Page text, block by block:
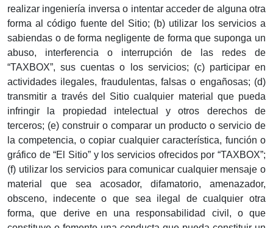
realizar ingeniería inversa o intentar acceder de alguna otra
forma al código fuente del Sitio; (b) utilizar los servicios a
sabiendas o de forma negligente de forma que suponga un
abuso, interferencia o interrupción de las redes de
“TAXBOX”, sus cuentas o los servicios; (c) participar en
actividades ilegales, fraudulentas, falsas o engañosas; (d)
transmitir a través del Sitio cualquier material que pueda
infringir la propiedad intelectual y otros derechos de
terceros; (e) construir o comparar un producto o servicio de
la competencia, o copiar cualquier característica, función o
gráfico de “El Sitio” y los servicios ofrecidos por “TAXBOX”;
(f) utilizar los servicios para comunicar cualquier mensaje o
material que sea acosador, difamatorio, amenazador,
obsceno, indecente o que sea ilegal de cualquier otra
forma, que derive en una responsabilidad civil, o que